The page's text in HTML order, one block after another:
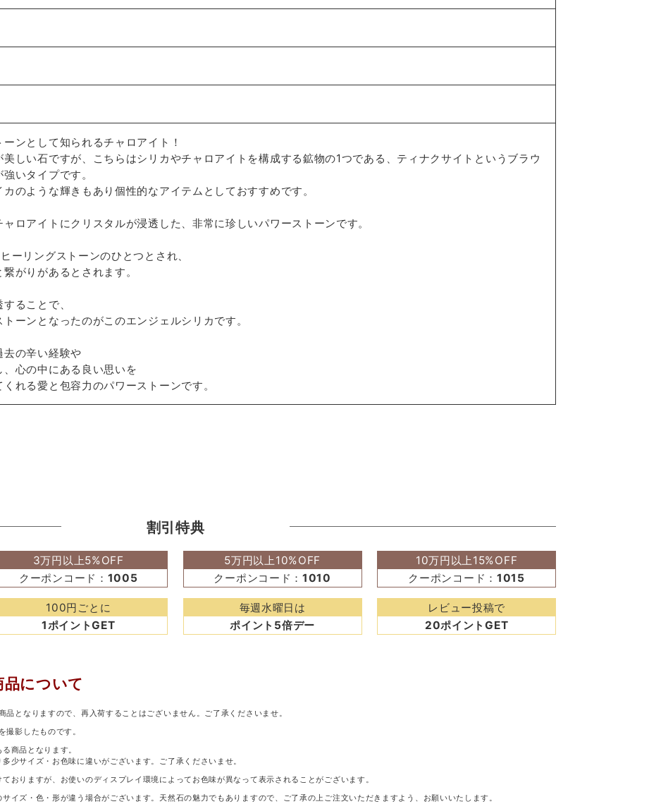
ンとして知られるチャロアイト！
しい石ですが、こちらはシリカやチャロアイトを構成する鉱物の1つである、ティナクサイトというブラウ
いタイプです。
のような輝きもあり個性的なアイテムとしておすすめです。
ロアイトにクリスタルが浸透した、非常に珍しいパワーストーンです。
ーリングストーンのひとつとされ、
がりがあるとされます。
ることで、
ーンとなったのがこのエンジェルシリカです。
去の辛い経験や
心の中にある良い思いを
れる愛と包容力のパワーストーンです。
割引特典
3万円以上5%OFF
クーポンコード： 1005
5万円以上10%OFF
クーポンコード：1010
10万円以上15%OFF
クーポンコード： 1015
100円ごとに
1ポイントGET
毎週水曜日は
ポイント5倍デー
レビュー投稿で
20ポイントGET
について
となりますので、再入荷することはございません。ご了承くださいませ。
撮影したものです。
商品となります。
少サイズ・お色味に違いがございます。ご了承くださいませ。
おりますが、お使いのディスプレイ環境によってお色味が異なって表示されることがございます。
イズ・色・形が違う場合がございます。天然石の魅力でもありますので、ご了承の上ご注文いただきますよう、お願いいたします。